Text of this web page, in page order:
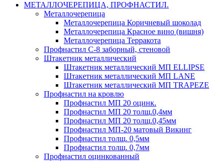
МЕТАЛЛОЧЕРЕПИЦА, ПРОФНАСТИЛ.
Металлочерепица
Металлочерепица Коричневый шоколад
Металлочерепица Красное вино (вишня)
Металлочерепица Терракота
Профнастил С-8 заборный, стеновой
Штакетник металлический
Штакетник металлический МП ELLIPSE
Штакетник металлический МП LАNE
Штакетник металлический МП TRAPEZE
Профнастил на кровлю
Профнастил МП 20 оцинк.
Профнастил МП 20 толщ.0,4мм
Профнастил МП 20 толщ.0,45мм
Профнастил МП-20 матовый Викинг
Профнастил толщ. 0,5мм
Профнастил толщ. 0,7мм
Профнастил оцинкованный